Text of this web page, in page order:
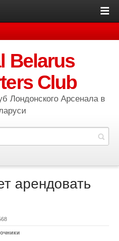
Belarus
Club
Лондонского Арсенала в
арендовать